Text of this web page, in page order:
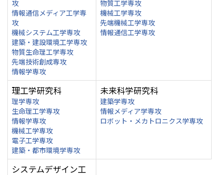
攻
情報通信メディア工学専
攻
機械システム工学専攻
建築・建設環境工学専攻
物質生命理工学専攻
先端技術創成専攻
情報学専攻
物質工学専攻
機械工学専攻
先端機械工学専攻
情報通信工学専攻
理工学研究科
理学専攻
生命理工学専攻
情報学専攻
機械工学専攻
電子工学専攻
建築・都市環境学専攻
未来科学研究科
建築学専攻
情報メディア学専攻
ロボット・メカトロニクス学専攻
システムデザイン工